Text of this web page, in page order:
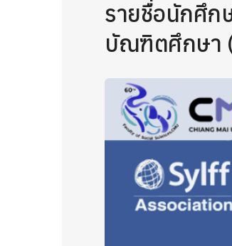
รายชื่อนักศึก
บัณฑิตศึกษา